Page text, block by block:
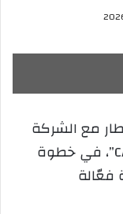
مع الشركة
الجزائرية للتأمينات “CASH Assurances”، في خطوة